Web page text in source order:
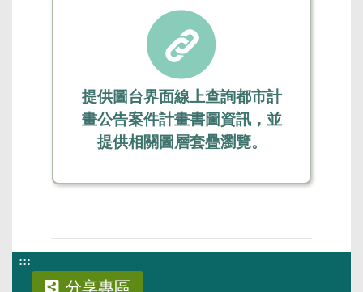
提供圖台界面線上查詢都市計
畫公告案件計畫書圖資訊，並
提供相關圖層套疊瀏覽。
:::
分享專區